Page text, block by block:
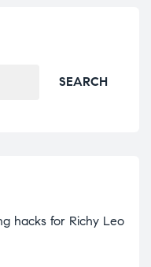
SEARCH
hacks for Richy Leo